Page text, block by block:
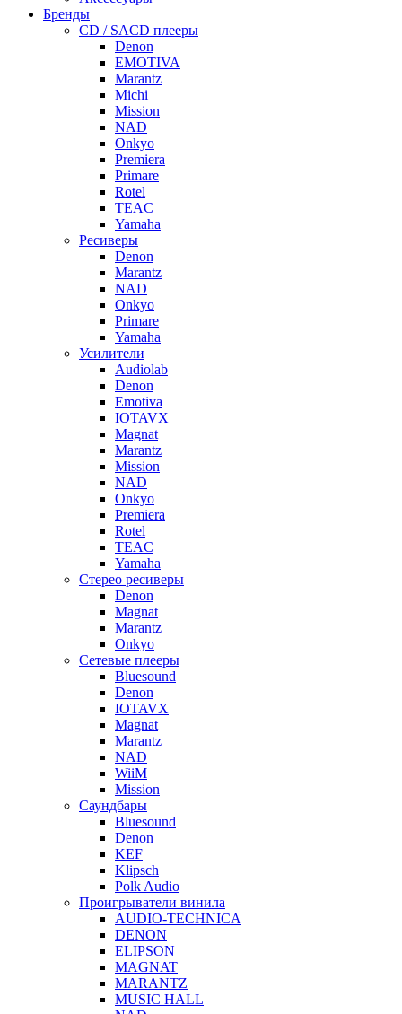
Бренды
CD / SACD плееры
Denon
EMOTIVA
Marantz
Michi
Mission
NAD
Onkyo
Premiera
Primare
Rotel
TEAC
Yamaha
Ресиверы
Denon
Marantz
NAD
Onkyo
Primare
Yamaha
Усилители
Audiolab
Denon
Emotiva
IOTAVX
Magnat
Marantz
Mission
NAD
Onkyo
Premiera
Rotel
TEAC
Yamaha
Стерео ресиверы
Denon
Magnat
Marantz
Onkyo
Сетевые плееры
Bluesound
Denon
IOTAVX
Magnat
Marantz
NAD
WiiM
Mission
Саундбары
Bluesound
Denon
KEF
Klipsch
Polk Audio
Проигрыватели винила
AUDIO-TECHNICA
DENON
ELIPSON
MAGNAT
MARANTZ
MUSIC HALL